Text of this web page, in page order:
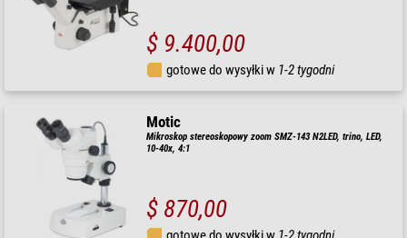
$ 9.400,00
gotowe do wysyłki w 1-2 tygodni
Motic
Mikroskop stereoskopowy zoom SMZ-143 N2LED, trino, LED,
10-40x, 4:1
$ 870,00